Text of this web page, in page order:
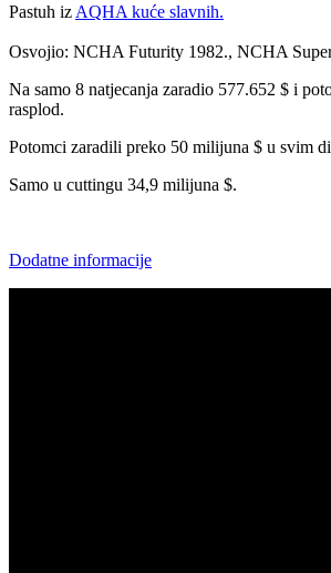
Pastuh iz AQHA kuće slavnih.
Osvojio: NCHA Futurity 1982., NCHA
Na samo 8 natjecanja zaradio 577.652 $ i
rasplod.
Potomci zaradili preko 50 milijuna $ u svim
Samo u cuttingu 34,9 milijuna $.
Dodatne informacije